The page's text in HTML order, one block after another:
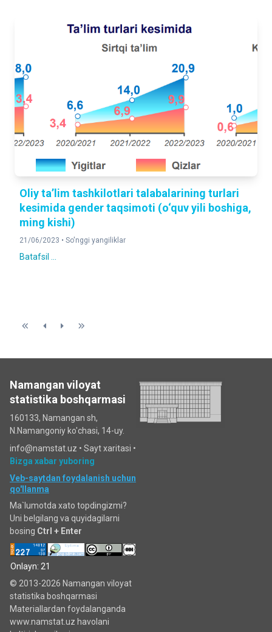
Oliy ta’lim tashkilotlari talabalarining turlari
kesimida gender taqsimoti (o‘quv yili boshiga,
ming kishi)
21/06/2023 • So'nggi yangiliklar
Batafsil ...
Namangan viloyat
statistika boshqarmasi
160133, Namangan sh,
N.Namangoniy ko'chasi, 14-uy.
info@namstat.uz • Sayt xaritasi •
Bizga xabar yuboring
Veb-saytdan foydalanish uchun
qo'llanma
Ma`lumotda xato topdingizmi?
Uni belgilang va quyidagilarni
bosing Ctrl + Enter
Onlayn: 21
© 2013-2026 Namangan viloyat
statistika boshqarmasi
Materiallardan foydalanganda
www.namstat.uz havolani